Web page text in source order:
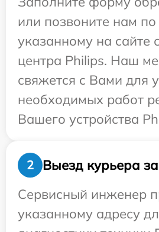
или позвоните нам
указанному на сайте
центра Philips. Наш
свяжется с Вами для
необходимых работ
Вашего устройства
2
Выезд курьера
Сервисный инженер
указанному адресу